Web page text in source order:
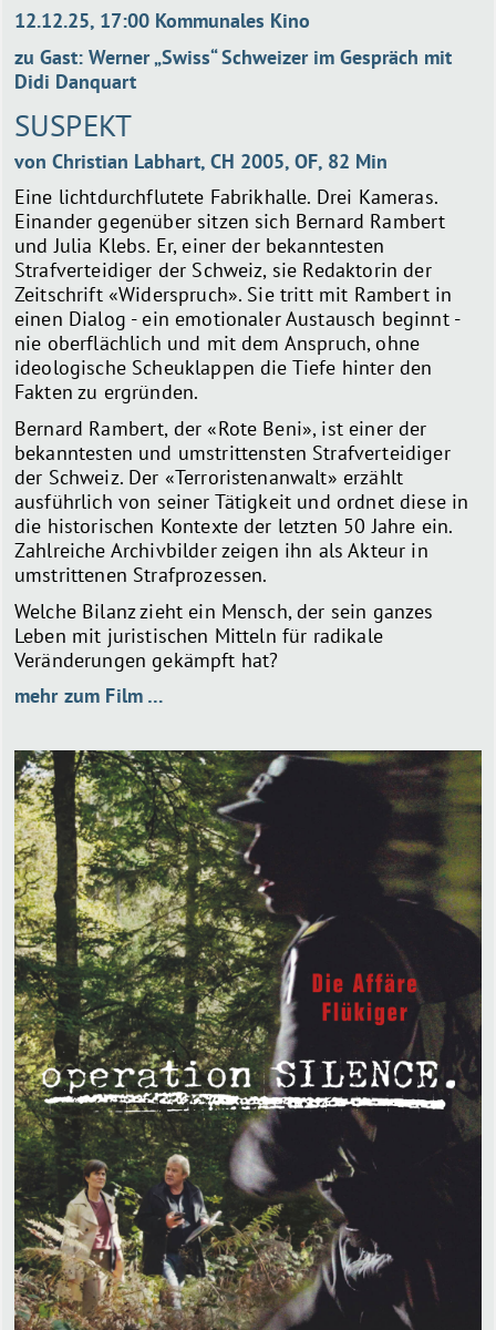
12.12.25, 17:00 Kommunales Kino
zu Gast: Werner „Swiss“ Schweizer im Gespräch mit
Didi Danquart
SUSPEKT
von Christian Labhart, CH 2005, OF, 82 Min
Eine lichtdurchflutete Fabrikhalle. Drei Kameras.
Einander gegenüber sitzen sich Bernard Rambert
und Julia Klebs. Er, einer der bekanntesten
Strafverteidiger der Schweiz, sie Redaktorin der
Zeitschrift «Widerspruch». Sie tritt mit Rambert in
einen Dialog - ein emotionaler Austausch beginnt -
nie oberflächlich und mit dem Anspruch, ohne
ideologische Scheuklappen die Tiefe hinter den
Fakten zu ergründen.
Bernard Rambert, der «Rote Beni», ist einer der
bekanntesten und umstrittensten Strafverteidiger
der Schweiz. Der «Terroristenanwalt» erzählt
ausführlich von seiner Tätigkeit und ordnet diese in
die historischen Kontexte der letzten 50 Jahre ein.
Zahlreiche Archivbilder zeigen ihn als Akteur in
umstrittenen Strafprozessen.
Welche Bilanz zieht ein Mensch, der sein ganzes
Leben mit juristischen Mitteln für radikale
Veränderungen gekämpft hat?
mehr zum Film …